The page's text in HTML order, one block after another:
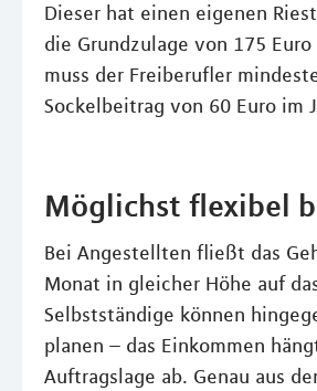
Dieser hat einen eigenen
die Grundzulage von 175
muss der Freiberufler
Sockelbeitrag von 60 Euro im
Möglichst flexibel
Bei Angestellten fließt das
Monat in gleicher Höhe auf
Selbstständige können
planen – das Einkommen
Auftragslage ab. Genau aus